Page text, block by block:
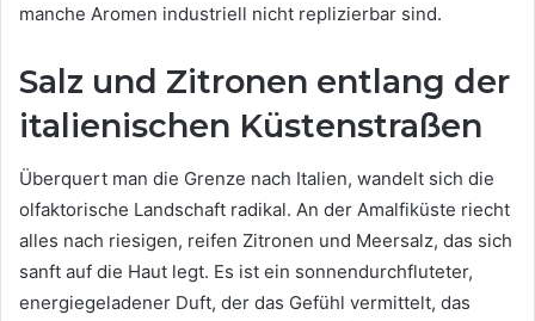
manche Aromen industriell nicht replizierbar sind.
Salz und Zitronen entlang der
italienischen Küstenstraßen
Überquert man die Grenze nach Italien, wandelt sich die
olfaktorische Landschaft radikal. An der Amalfiküste riecht
alles nach riesigen, reifen Zitronen und Meersalz, das sich
sanft auf die Haut legt. Es ist ein sonnendurchfluteter,
energiegeladener Duft, der das Gefühl vermittelt, das